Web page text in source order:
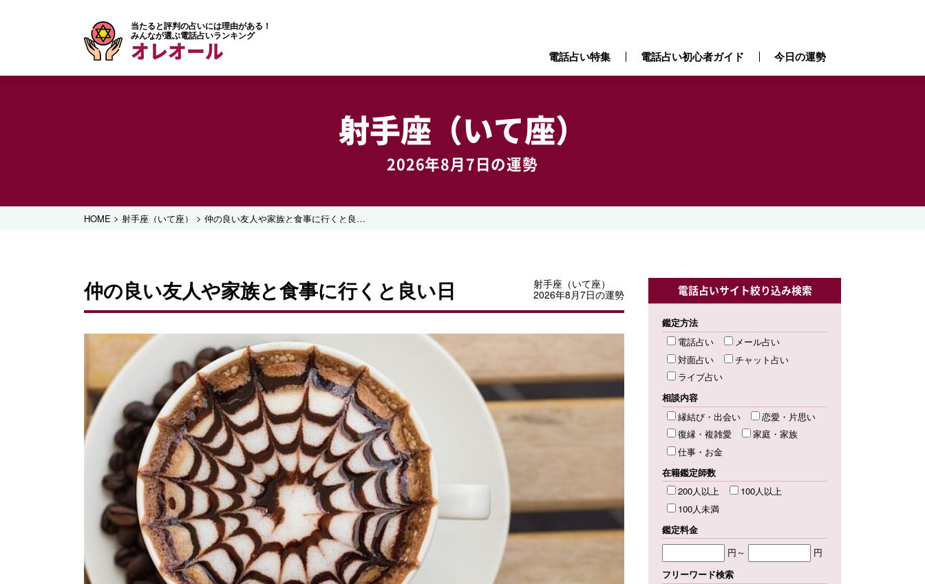
当たると評判の占いには理由がある！
みんなが選ぶ電話占いランキング
オレオール 電話占い特集 電話占い初心者ガイド 今日の運勢
射手座（いて座）
2026年8月7日の運勢
HOME > 射手座（いて座） > 仲の良い友人や家族と食事に行くと良い日
仲の良い友人や家族と食事に行くと良い日
射手座（いて座）
2026年8月7日の運勢
電話占いサイト絞り込み検索
鑑定方法
電話占い
メール占い
対面占い
チャット占い
ライブ占い
相談内容
縁結び・出会い
恋愛・片思い
復縁・複雑愛
家庭・家族
仕事・お金
在籍鑑定師数
200人以上
100人以上
100人未満
鑑定料金
円～
円
フリーワード検索